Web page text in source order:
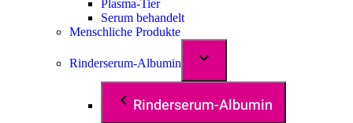
Plasma-Tier
Serum behandelt
Menschliche Produkte
Rinderserum-Albumin
Rinderserum-Albumin